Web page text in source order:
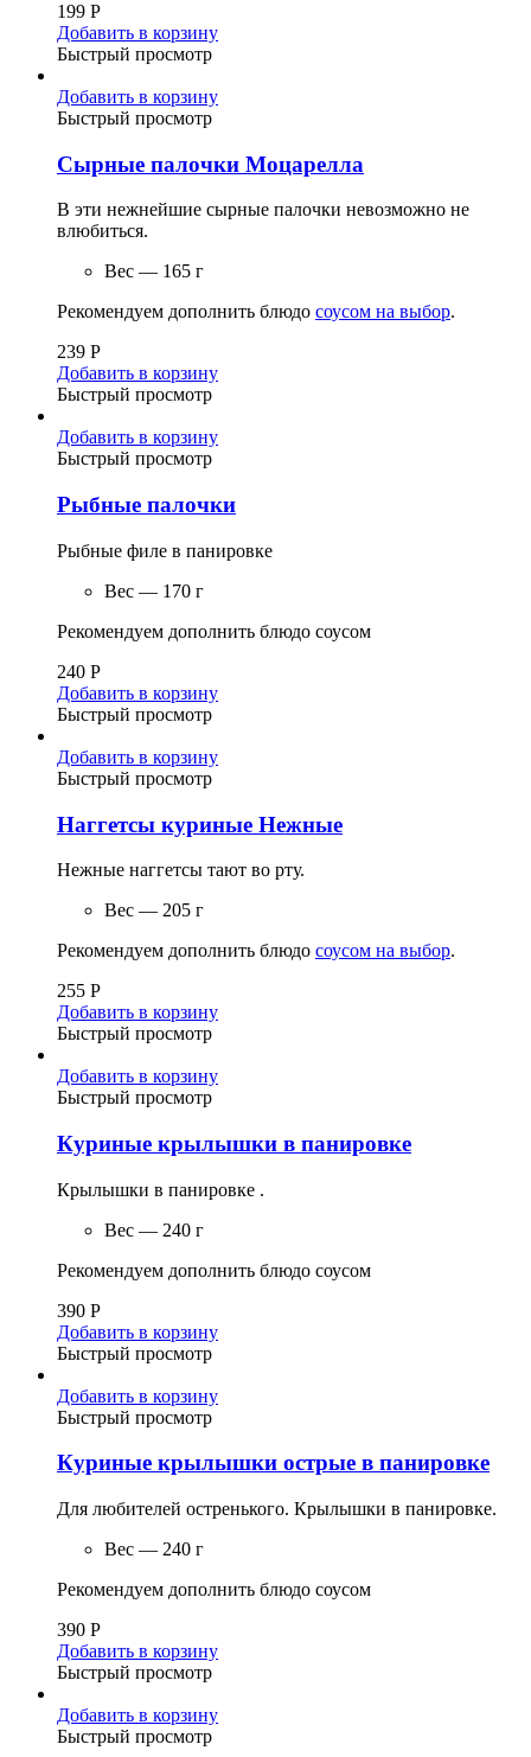
199 Р
Добавить в корзину
Быстрый просмотр
Добавить в корзину
Быстрый просмотр
Сырные палочки Моцарелла
В эти нежнейшие сырные палочки невозможно не
влюбиться.
Вес — 165 г
Рекомендуем дополнить блюдо соусом на выбор.
239 Р
Добавить в корзину
Быстрый просмотр
Добавить в корзину
Быстрый просмотр
Рыбные палочки
Рыбные филе в панировке
Вес — 170 г
Рекомендуем дополнить блюдо соусом
240 Р
Добавить в корзину
Быстрый просмотр
Добавить в корзину
Быстрый просмотр
Наггетсы куриные Нежные
Нежные наггетсы тают во рту.
Вес — 205 г
Рекомендуем дополнить блюдо соусом на выбор.
255 Р
Добавить в корзину
Быстрый просмотр
Добавить в корзину
Быстрый просмотр
Куриные крылышки в панировке
Крылышки в панировке .
Вес — 240 г
Рекомендуем дополнить блюдо соусом
390 Р
Добавить в корзину
Быстрый просмотр
Добавить в корзину
Быстрый просмотр
Куриные крылышки острые в панировке
Для любителей остренького. Крылышки в панировке.
Вес — 240 г
Рекомендуем дополнить блюдо соусом
390 Р
Добавить в корзину
Быстрый просмотр
Добавить в корзину
Быстрый просмотр